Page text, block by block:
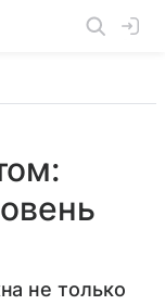
не только